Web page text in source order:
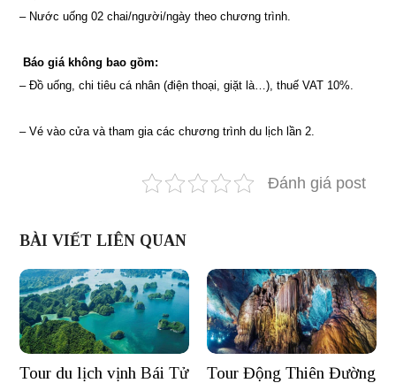
– Nước uống 02 chai/người/ngày theo chương trình.
Báo giá không bao gồm:
– Đồ uống, chi tiêu cá nhân (điện thoại, giặt là…), thuế VAT 10%.
– Vé vào cửa và tham gia các chương trình du lịch lần 2.
Đánh giá post
BÀI VIẾT LIÊN QUAN
Tour du lịch vịnh Bái Tử
Tour Động Thiên Đường